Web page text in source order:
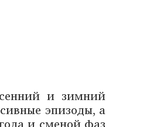
и зимний
эпизоды, а